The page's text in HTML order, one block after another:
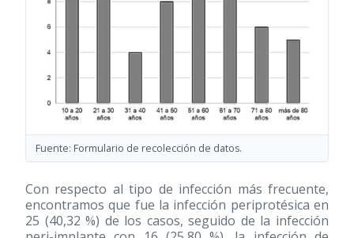
Fuente: Formulario de recolección de datos.
Con respecto al tipo de infección más frecuente,
encontramos que fue la infección periprotésica en
25 (40,32 %) de los casos, seguido de la infección